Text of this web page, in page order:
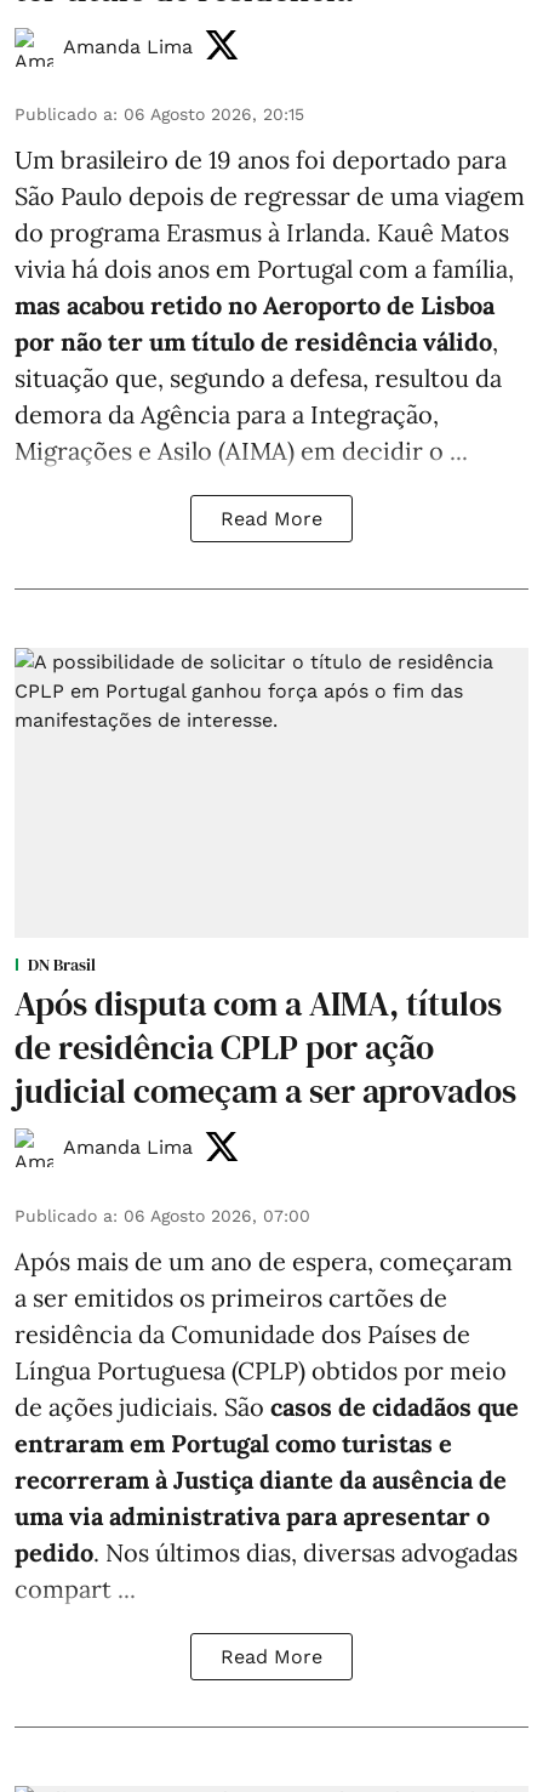
Amanda Lima
Publicado a: 06 Agosto 2026, 20:15
Um brasileiro de 19 anos foi deportado para
São Paulo depois de regressar de uma viagem
do programa Erasmus à Irlanda. Kauê Matos
vivia há dois anos em Portugal com a família,
mas acabou retido no Aeroporto de Lisboa
por não ter um título de residência válido,
situação que, segundo a defesa, resultou da
demora da Agência para a Integração,
Migrações e Asilo (AIMA) em decidir o ...
Read More
DN Brasil
Após disputa com a AIMA, títulos
de residência CPLP por ação
judicial começam a ser aprovados
Amanda Lima
Publicado a: 06 Agosto 2026, 07:00
Após mais de um ano de espera, começaram
a ser emitidos os primeiros cartões de
residência da Comunidade dos Países de
Língua Portuguesa (CPLP) obtidos por meio
de ações judiciais. São casos de cidadãos que
entraram em Portugal como turistas e
recorreram à Justiça diante da ausência de
uma via administrativa para apresentar o
pedido. Nos últimos dias, diversas advogadas
compart ...
Read More